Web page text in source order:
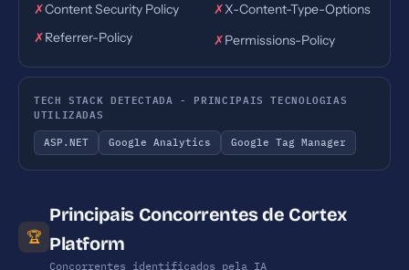
✗Content Security Policy ✗X-Content-Type-Options
✗Referrer-Policy ✗Permissions-Policy
TECH STACK DETECTADA - PRINCIPAIS TECNOLOGIAS
UTILIZADAS
ASP.NET Google Analytics Google Tag Manager
🏆
Principais Concorrentes de Cortex
Platform
Concorrentes identificados pela IA